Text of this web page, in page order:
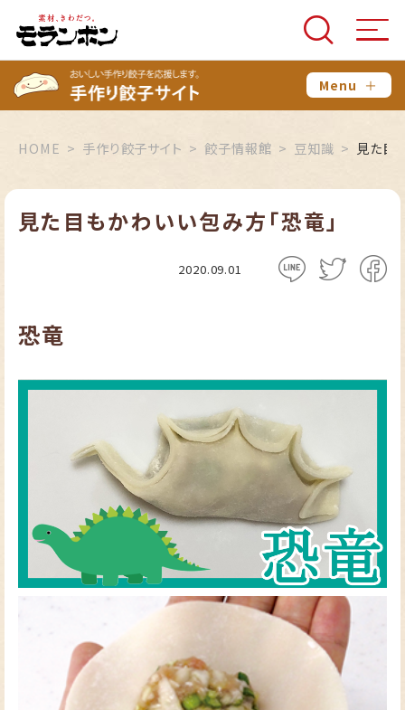
Menu ＋
HOME 手作り餃子サイト 餃子情報館 豆知識 見た目
見た目もかわいい包み方「恐竜」
2020.09.01
恐竜